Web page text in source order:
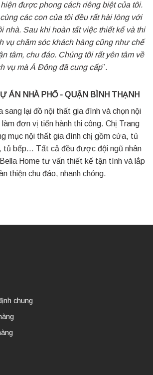
được phong cách riêng biệt của tôi.
các con của tôi đều rất hài lòng với
nhà. Sau khi hoàn tất việc thiết kế và thi
vụ chăm sóc khách hàng cũng như chế
tâm, chu đáo. Chúng tôi rất yên tâm về
vụ mà Á Đông đã cung cấp”.
ÁN NHÀ PHỐ - QUẬN BÌNH THẠNH
sang lại đồ nội thất gia đình và chọn nội
đơn vị tiến hành thi công. Chị Trang
mục nội thất gia đình chị gồm cửa, tủ
tủ bếp… Tất cả đều được đội ngũ nhân
Home tư vấn thiết kế tận tình và lắp
thiện chu đáo, nhanh chóng.
chung